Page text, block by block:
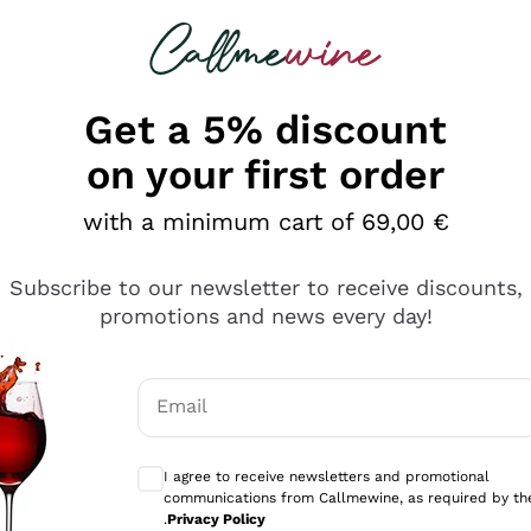
looking for
è male ma secondo me ci sono alternative che
Get a 5% discount
on your first order
with a minimum cart of 69,00 €
Subscribe to our newsletter to receive discounts,
promotions and news every day!
Email
I agree to receive newsletters and promotional
communications from Callmewine, as required by
.Privacy Policy